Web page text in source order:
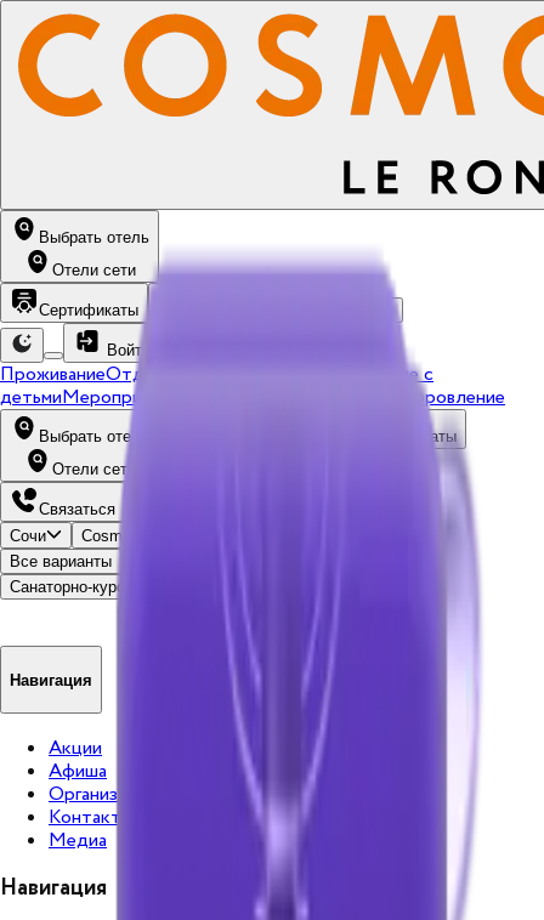
Выбрать отель
Отели сети
Сертификаты
Войти
ПроживаниеОтдых
Проживание с
детьмиМероприятия Оздоровление
Выбрать отель
Отели сети
Сертификаты
Связаться
Сочи
Cosmos Stay Le Rond Сочи 4*
Все варианты
Санаторно-курортное лечение
Навигация
Акции
Афиша
Организация мероприятий
Контакты
Медиа
Навигация